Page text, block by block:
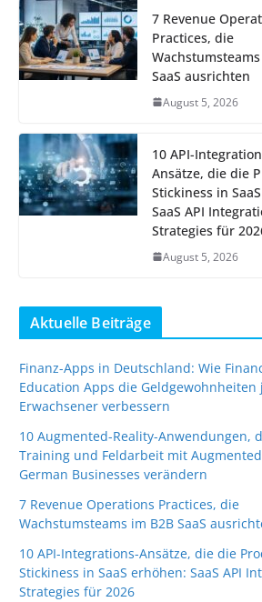
7 Revenue
Practices, die
SaaS ausrichten
August 5, 2026
10 API-
Ansätze, die die
Stickiness in
SaaS API
Strategies für
August 5, 2026
Aktuelle Beiträge
Finanz-Apps in Deutschland: Wie
Education Apps die Geldgewohnheiten
Erwachsener verbessern
10 Augmented-Reality-Anwendungen,
Training und Feldarbeit mit
German Businesses verändern
7 Revenue Operations Practices, die
Wachstumsteams im B2B SaaS
10 API-Integrations-Ansätze, die die
Stickiness in SaaS erhöhen: SaaS API
Strategies für 2026